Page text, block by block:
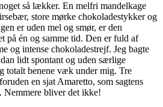
så lækker. En melfri mandelkage
store mørke chokoladestykker og
er uden mel og smør, er den
på én og samme tid. Den er fuld af
og intense chokoladestrejf. Jeg bagte
lidt spontant og uden særlige
totalt benene væk under mig. Tre
en sjat Amaretto, som sagtens
Nemmere bliver det ikke!